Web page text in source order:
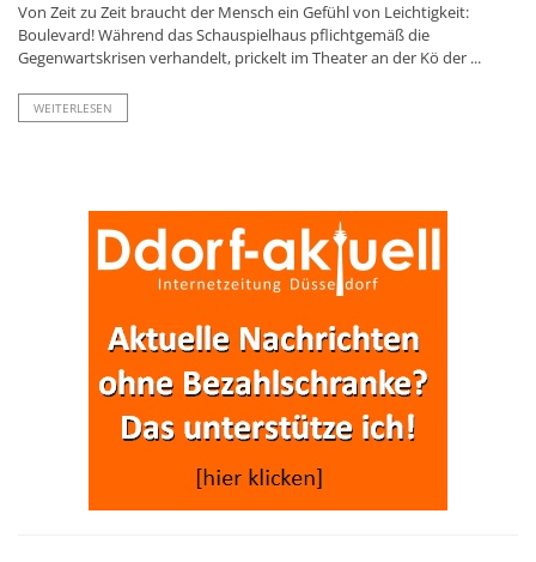
Von Zeit zu Zeit braucht der Mensch ein Gefühl von Leichtigkeit:
Boulevard! Während das Schauspielhaus pflichtgemäß die
Gegenwartskrisen verhandelt, prickelt im Theater an der Kö der ...
WEITERLESEN